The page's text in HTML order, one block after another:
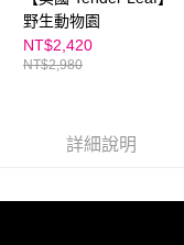
野生動物園
NT$2,420
NT$2,980
詳細說明